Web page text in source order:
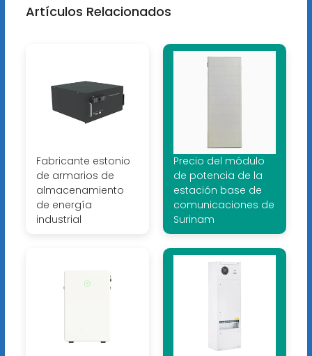
Artículos Relacionados
Fabricante estonio
de armarios de
almacenamiento
de energía
industrial
Precio del módulo
de potencia de la
estación base de
comunicaciones de
Surinam